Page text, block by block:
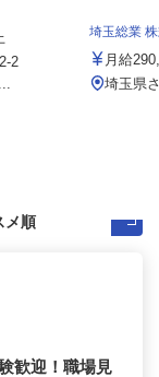
2
埼玉総業
月給
埼玉県
歓迎！職場見